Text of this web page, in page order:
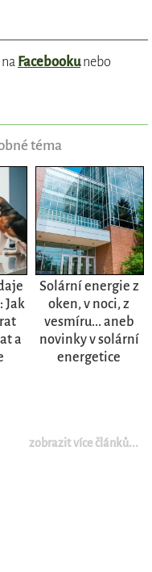
Facebookunebo
téma
Jak
a
Solární energie z
oken, v noci, z
vesmíru... aneb
novinky v solární
energetice
zobrazit více článků...